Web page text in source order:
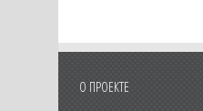
О ПРОЕКТЕ